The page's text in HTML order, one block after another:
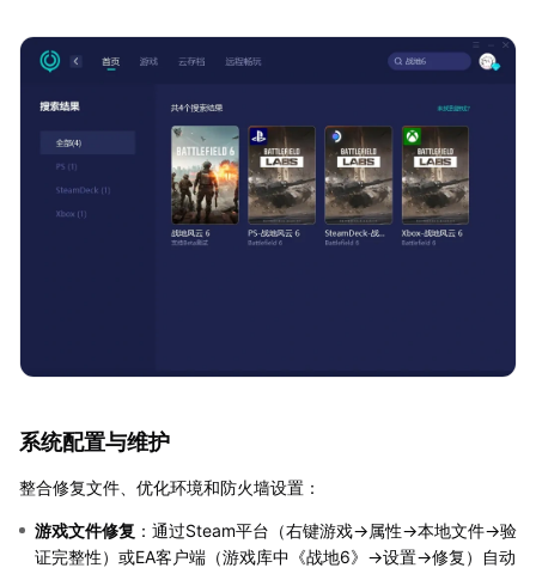
系统配置与维护
整合修复文件、优化环境和防火墙设置：
游戏文件修复 ：通过Steam平台（右键游戏→属性→本地文件→验
证完整性）或EA客户端（游戏库中《战地6》→设置→修复）自动